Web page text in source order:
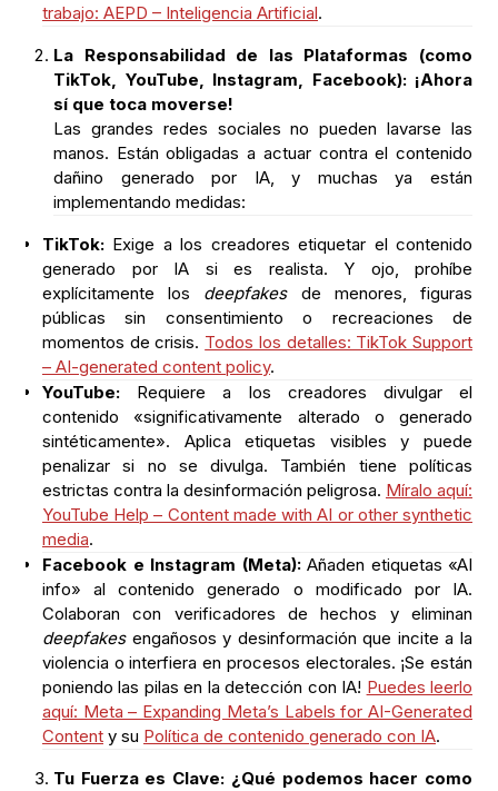
trabajo: AEPD – Inteligencia Artificial.
La Responsabilidad de las Plataformas (como
TikTok, YouTube, Instagram, Facebook): ¡Ahora
sí que toca moverse!
Las grandes redes sociales no pueden lavarse las
manos. Están obligadas a actuar contra el contenido
dañino generado por IA, y muchas ya están
implementando medidas:
TikTok: Exige a los creadores etiquetar el contenido
generado por IA si es realista. Y ojo, prohíbe
explícitamente los deepfakesde menores, figuras
públicas sin consentimiento o recreaciones de
momentos de crisis. Todos los detalles: TikTok Support
– AI-generated content policy.
YouTube: Requiere a los creadores divulgar el
contenido «significativamente alterado o generado
sintéticamente». Aplica etiquetas visibles y puede
penalizar si no se divulga. También tiene políticas
estrictas contra la desinformación peligrosa. Míralo aquí:
YouTube Help – Content made with AI or other synthetic
media.
Facebook e Instagram (Meta):Añaden etiquetas «AI
info» al contenido generado o modificado por IA.
Colaboran con verificadores de hechos y eliminan
deepfakesengañosos y desinformación que incite a la
violencia o interfiera en procesos electorales. ¡Se están
poniendo las pilas en la detección con IA! Puedes leerlo
aquí: Meta – Expanding Meta’s Labels for AI-Generated
Content y su Política de contenido generado con IA.
Tu Fuerza es Clave: ¿Qué podemos hacer como